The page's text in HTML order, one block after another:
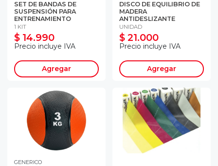
SET DE BANDAS DE
SUSPENSIÓN PARA
ENTRENAMIENTO
1 KIT
$ 14.990
Precio incluye IVA
Agregar
DISCO DE EQUILIBRIO DE
MADERA
ANTIDESLIZANTE
UNIDAD
$ 21.000
Precio incluye IVA
Agregar
GENERICO